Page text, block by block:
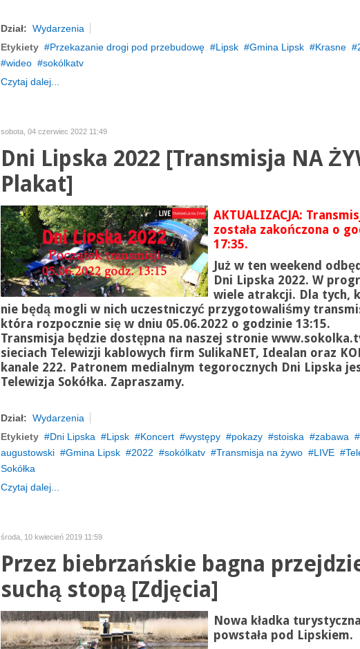
Dział: Wydarzenia
Etykiety
Przekazanie drogi pod przebudowę Lipsk Gmina Lipsk Krasne
wideo
sokólkatv
Czytaj dalej...
sobota, 04 czerwiec 2022 11:49
Dni Lipska 2022 [Transmisja NA
Plakat]
AKTUALIZACJA:
została zakończona o
17:35.
Już w ten weekend
Dni Lipska 2022. W
wiele atrakcji. Dla tych,
nie będą mogli w nich uczestniczyć przygotowaliśmy
która rozpocznie się w dniu 05.06.2022 o godzinie 13:15.
Transmisja będzie dostępna na naszej stronie
sieciach Telewizji kablowych firm SulikaNET, Idealan oraz
kanale 222. Patronem medialnym tegorocznych Dni Lipska
Telewizja Sokółka. Zapraszamy.
Dział: Wydarzenia
Etykiety
Dni Lipska Lipsk Koncert występy pokazy stoiska zabawa
augustowski
Gmina Lipsk 2022 sokólkatv Transmisja na żywo LIVE
Sokółka
Czytaj dalej...
środa, 10 kwiecień 2019 11:59
Przez biebrzańskie bagna
suchą stopą [Zdjęcia]
Nowa kładka turystyczna
powstała pod Lipskiem.